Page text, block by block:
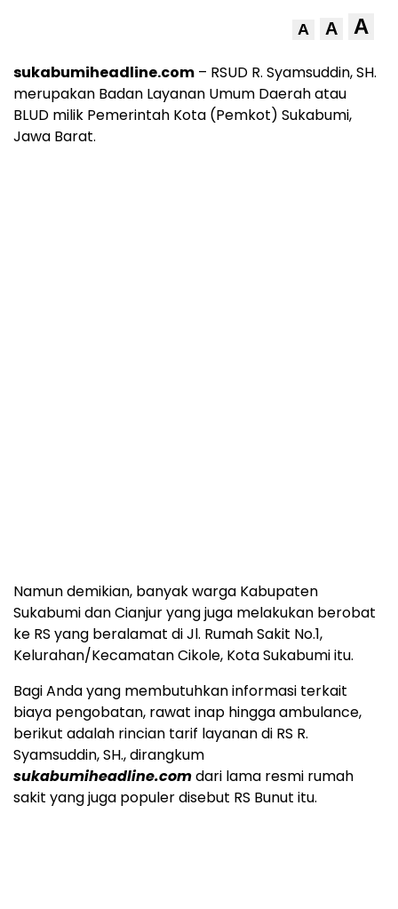
A A A
sukabumiheadline.com – RSUD R. Syamsuddin, SH.
merupakan Badan Layanan Umum Daerah atau
BLUD milik Pemerintah Kota (Pemkot) Sukabumi,
Jawa Barat.
Namun demikian, banyak warga Kabupaten
Sukabumi dan Cianjur yang juga melakukan berobat
ke RS yang beralamat di Jl. Rumah Sakit No.1,
Kelurahan/Kecamatan Cikole, Kota Sukabumi itu.
Bagi Anda yang membutuhkan informasi terkait
biaya pengobatan, rawat inap hingga ambulance,
berikut adalah rincian tarif layanan di RS R.
Syamsuddin, SH., dirangkum
sukabumiheadline.comdari lama resmi rumah
sakit yang juga populer disebut RS Bunut itu.